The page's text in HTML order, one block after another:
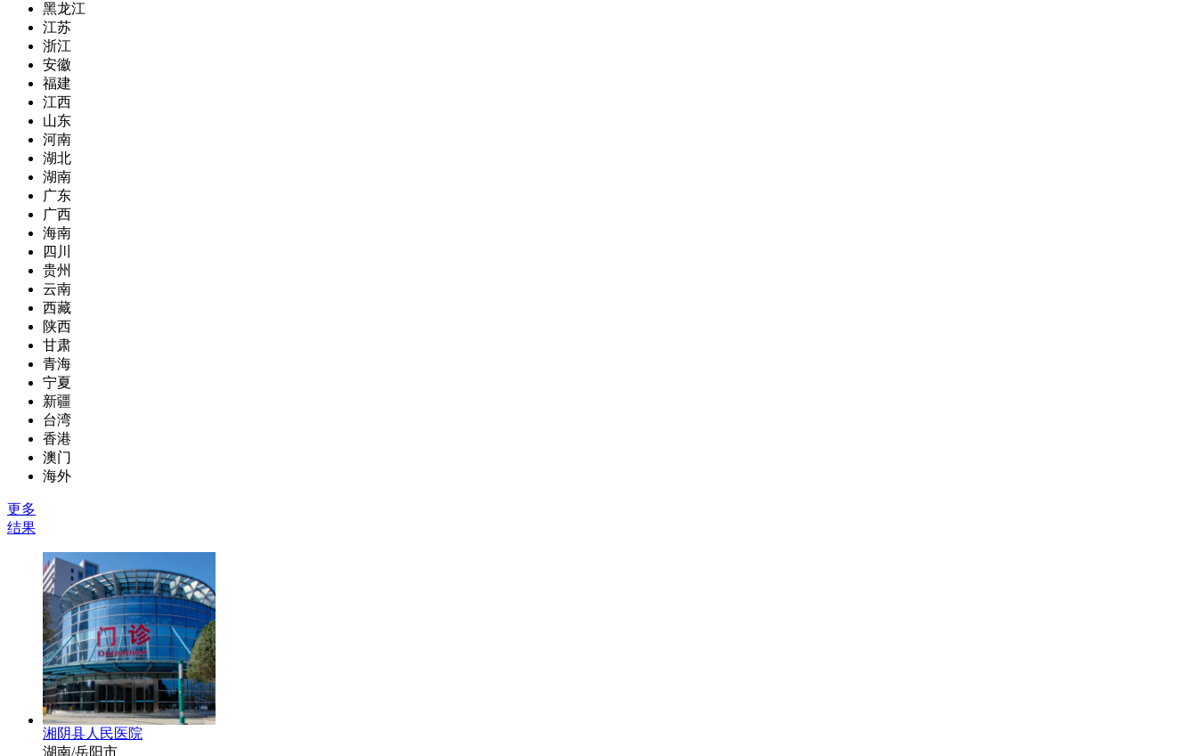
黑龙江
江苏
浙江
安徽
福建
江西
山东
河南
湖北
湖南
广东
广西
海南
四川
贵州
云南
西藏
陕西
甘肃
青海
宁夏
新疆
台湾
香港
澳门
海外
更多
结果
湘阴县人民医院
湖南/岳阳市